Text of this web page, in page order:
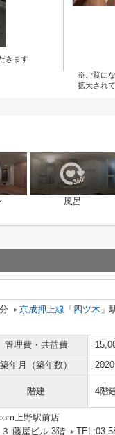
きます
※ご覧に
拡大され
風呂
京成押上線 「 四ツ木 」
管理費・共益費
築年月（築年数）
階建 4階
上野駅前店
藤屋ビル 3階
TEL:03-